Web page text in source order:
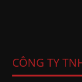
CÔNG TY